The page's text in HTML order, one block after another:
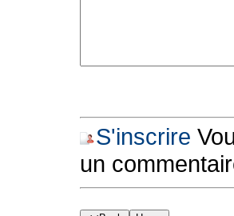
S'inscrire
un